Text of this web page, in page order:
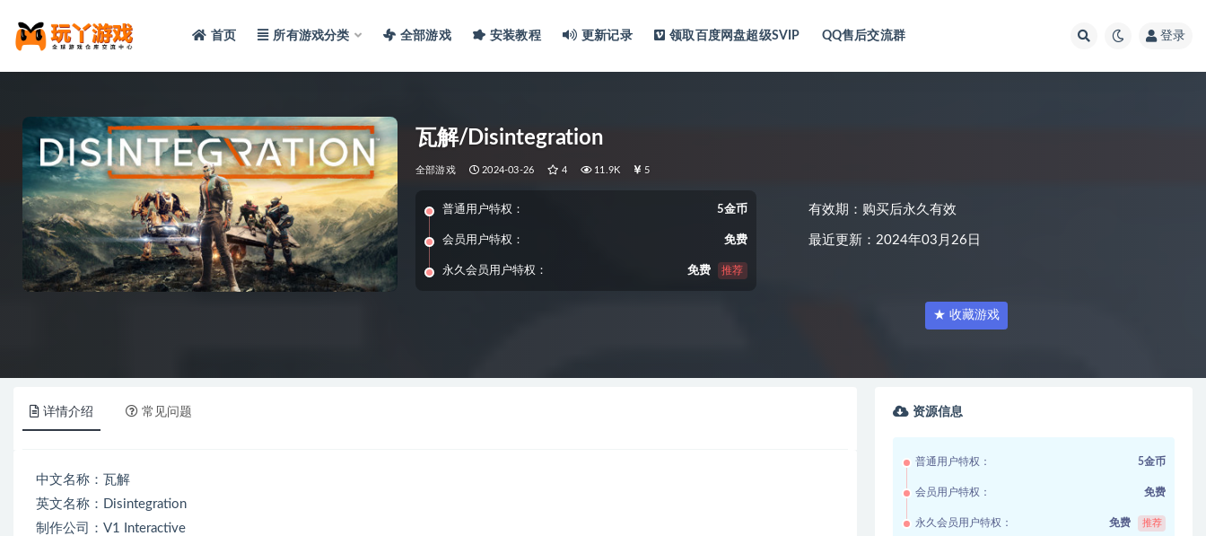
首页 所有游戏分类 全部游戏 安装教程 更新记录 领取百度网盘超级SVIP QQ售后交流群 登录
瓦解/Disintegration
全部游戏 2024-03-26 4 11.9K 5
普通用户特权： 5金币
会员用户特权： 免费
永久会员用户特权： 免费 推荐
有效期：购买后永久有效
最近更新：2024年03月26日
★ 收藏游戏
详情介绍 常见问题
中文名称：瓦解
英文名称：Disintegration
制作公司：V1 Interactive
资源信息
普通用户特权： 5金币
会员用户特权： 免费
永久会员用户特权： 免费 推荐